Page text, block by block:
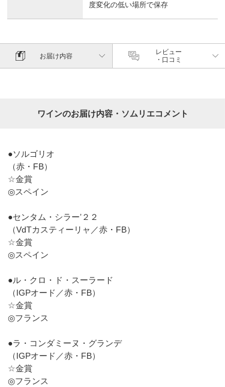
度変化の低い場所で保存
お届け内容
レビュー
・口コミ
ワインのお届け内容・ソムリエコメント
●ソルゴリオ
（赤・FB）
☆金賞
◎スペイン
●センタム・シラー’２２
（VdTカスティーリャ／赤・FB）
☆金賞
◎スペイン
●ル・クロ・ド・スーラード
（IGPオード／赤・FB）
☆金賞
◎フランス
●ラ・コンダミーヌ・グランデ
（IGPオード／赤・FB）
☆金賞
◎フランス